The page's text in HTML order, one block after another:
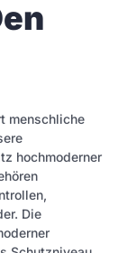
menschliche
hochmoderner
Die